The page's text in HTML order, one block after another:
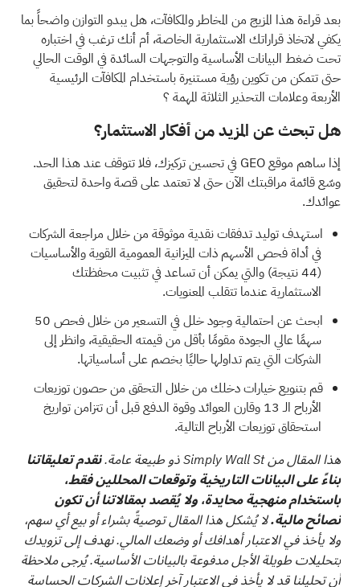
بعد قراءة هذا المزيج من المخاطر والمكافآت، هل يبدو التوازن واضحاً بما
يكفي لاتخاذ قراراتك الاستثمارية الخاصة، أم أنك ترغب في اختباره
تحت ضغط البيانات الأساسية والتوجهات السائدة في الوقت الحالي
حتى تتمكن من تكوين رؤية مستنيرة باستخدام المكافآت الرئيسية
الأربعة وعلامات التحذير الثلاثة المهمة؟
هل تبحث عن المزيد من أفكار الاستثمار؟
إذا ساهم موقع GEO في تحسين تركيزك، فلا تتوقف عند هذا الحد.
وسّع قائمة مراقبتك الآن حتى لا تعتمد على قصة واحدة لتحقيق
عوائدك.
استهدف توليد تدفقات نقدية موثوقة من خلال مراجعة الشركات
فيأداة فحص الأسهم ذات الميزانية العمومية القوية والأساسيات
(44 نتيجة)
والتي يمكن أن تساعد في تثبيت محفظتك
الاستثمارية عندما تتقلب المعنويات.
ابحث عن احتمالية وجود خلل في التسعير من خلال فحص 50
سهمًا عالي الجودة مقومًا بأقل من قيمته الحقيقية، وانظر إلى
الشركات التي يتم تداولها حاليًا بخصم على أساسياتها.
قم بتنويع خيارات دخلك من خلال التحقق منحصون توزيعات
الأرباح الـ 13
وقارن العوائد وقوة الدفع قبل أن تتزامن تواريخ
استحقاق توزيعات الأرباح التالية.
هذا المقال من Simply Wall St ذو طبيعة عامة.
نقدم تعليقاتنا
بناءً على البيانات التاريخية وتوقعات المحللين فقط،
باستخدام منهجية محايدة، ولا يُقصد بمقالاتنا أن تكون
نصائح مالية.لا يُشكل هذا المقال توصيةً بشراء أو بيع أي سهم،
ولا يأخذ في الاعتبار أهدافك أو وضعك المالي. نهدف إلى تزويدك
بتحليلات طويلة الأجل مدفوعة بالبيانات الأساسية. يُرجى ملاحظة
أن تحليلنا قد لا يأخذ في الاعتبار آخر إعلانات الشركات الحساسة